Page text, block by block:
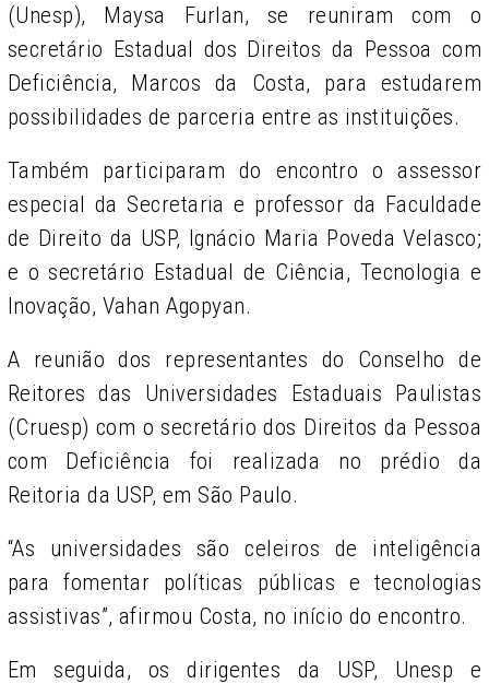
(Unesp), Maysa Furlan, se reuniram com o
secretário Estadual dos Direitos da Pessoa com
Deficiência, Marcos da Costa, para estudarem
possibilidades de parceria entre as instituições.
Também participaram do encontro o assessor
especial da Secretaria e professor da Faculdade
de Direito da USP, Ignácio Maria Poveda Velasco;
e o secretário Estadual de Ciência, Tecnologia e
Inovação, Vahan Agopyan.
A reunião dos representantes do Conselho de
Reitores das Universidades Estaduais Paulistas
(Cruesp) com o secretário dos Direitos da Pessoa
com Deficiência foi realizada no prédio da
Reitoria da USP, em São Paulo.
“As universidades são celeiros de inteligência
para fomentar políticas públicas e tecnologias
assistivas”, afirmou Costa, no início do encontro.
Em seguida, os dirigentes da USP, Unesp e